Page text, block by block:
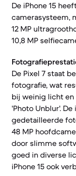
De iPhone 15
camerasysteem,
12 MP
10,8 MP
De Pixel 7 staat
fotografie, wat
bij weinig licht en
'Photo Unblur'.
gedetailleerde
48 MP
door slimme
goed in diverse
iPhone 15 ook